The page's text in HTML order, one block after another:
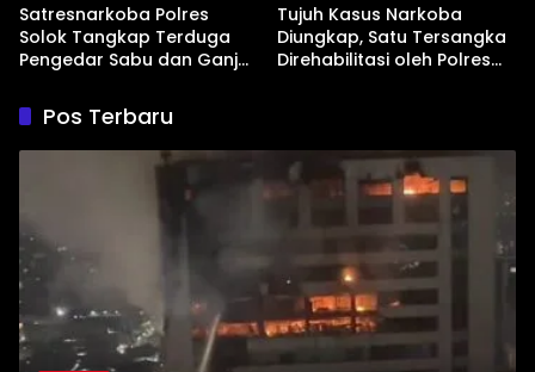
Satresnarkoba Polres
Solok Tangkap Terduga
Pengedar Sabu dan Ganja
Tujuh Kasus Narkoba
Diungkap, Satu Tersangka
Direhabilitasi oleh Polres
Pos Terbaru